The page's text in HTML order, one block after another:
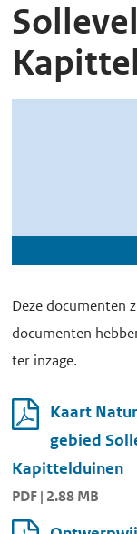
Deze documenten
documenten
ter inzage.
Kaart
gebied
Kapittelduinen
PDF | 2.88 MB